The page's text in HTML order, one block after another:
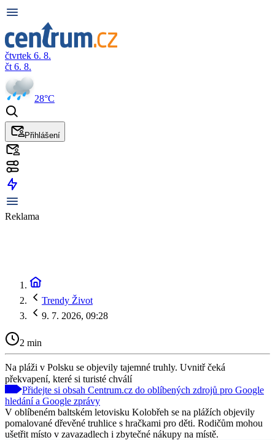
čtvrtek 6. 8.
čt 6. 8.
28°C
Přihlášení
Reklama
Trendy Život
9. 7. 2026, 09:28
2 min
Na pláži v Polsku se objevily tajemné truhly. Uvnitř čeká
překvapení, které si turisté chválí
Přidejte si obsah Centrum.cz do oblíbených zdrojů pro Google
hledání a Google zprávy
V oblíbeném baltském letovisku Kolobřeh se na plážích objevily
pomalované dřevěné truhlice s hračkami pro děti. Rodičům mohou
ušetřit místo v zavazadlech i zbytečné nákupy na místě.